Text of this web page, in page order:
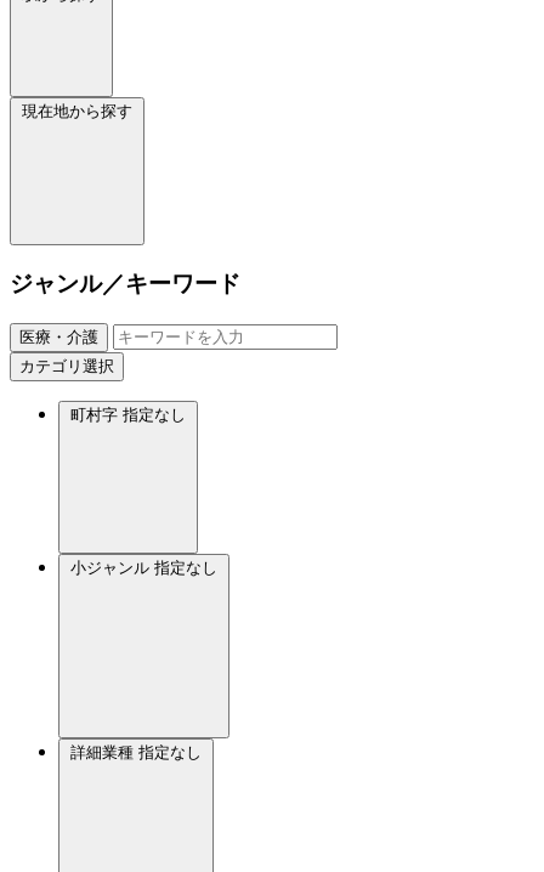
現在地から探す
ジャンル／キーワード
医療・介護
カテゴリ選択
町村字 指定なし
小ジャンル 指定なし
詳細業種 指定なし